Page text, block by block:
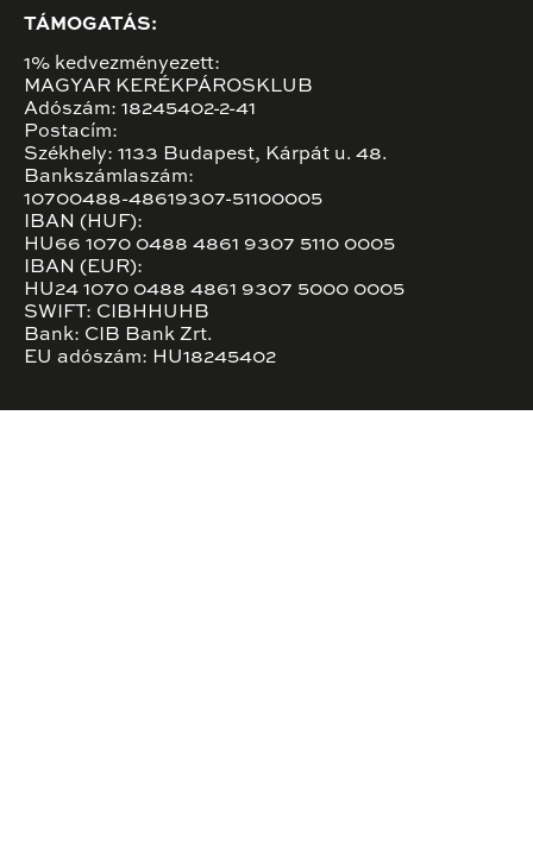
TÁMOGATÁS:
1% kedvezményezett:
MAGYAR KERÉKPÁROSKLUB
Adószám: 18245402-2-41
Postacím:
Székhely: 1133 Budapest, Kárpát u. 48.
Bankszámlaszám:
10700488-48619307-51100005
IBAN (HUF):
HU66 1070 0488 4861 9307 5110 0005
IBAN (EUR):
HU24 1070 0488 4861 9307 5000 0005
SWIFT: CIBHHUHB
Bank: CIB Bank Zrt.
EU adószám: HU18245402